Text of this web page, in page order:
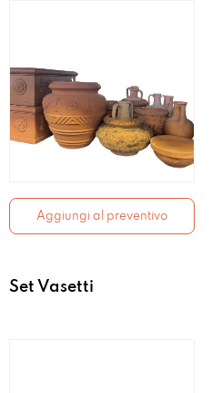
Aggiungi al preventivo
Set Vasetti